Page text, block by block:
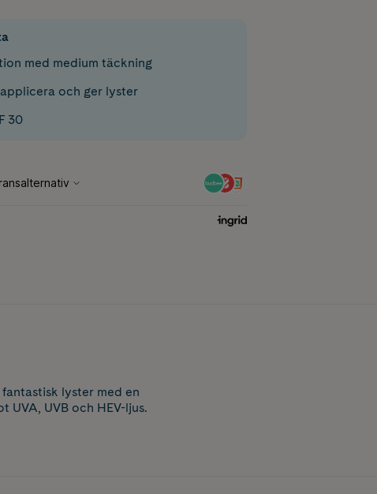
med medium täckning
och ger lyster
30
lyster med en
UVB och HEV-ljus.